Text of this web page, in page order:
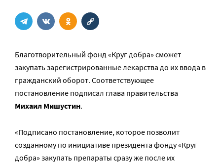
Благотворительный фонд «Круг добра» сможет
закупать зарегистрированные лекарства до их ввода в
гражданский оборот. Соответствующее
постановление подписал глава правительства
Михаил Мишустин.
«Подписано постановление, которое позволит
созданному по инициативе президента фонду «Круг
добра» закупать препараты сразу же после их